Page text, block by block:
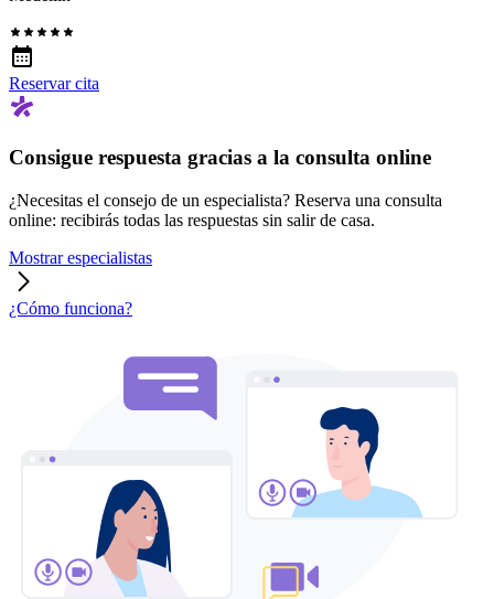
Reservar cita
Consigue respuesta gracias a la consulta online
¿Necesitas el consejo de un especialista? Reserva una consulta
online: recibirás todas las respuestas sin salir de casa.
Mostrar especialistas
¿Cómo funciona?